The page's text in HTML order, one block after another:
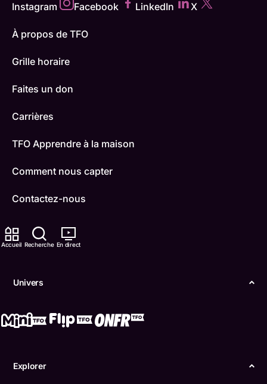
Accueil Recherche En direct
Univers
Explorer
Instagram Facebook LinkedIn X
À propos de TFO
Grille horaire
Faites un don
Carrières
TFO Apprendre à la maison
Comment nous capter
Contactez-nous
ONFR
Boukili
Confidentialité